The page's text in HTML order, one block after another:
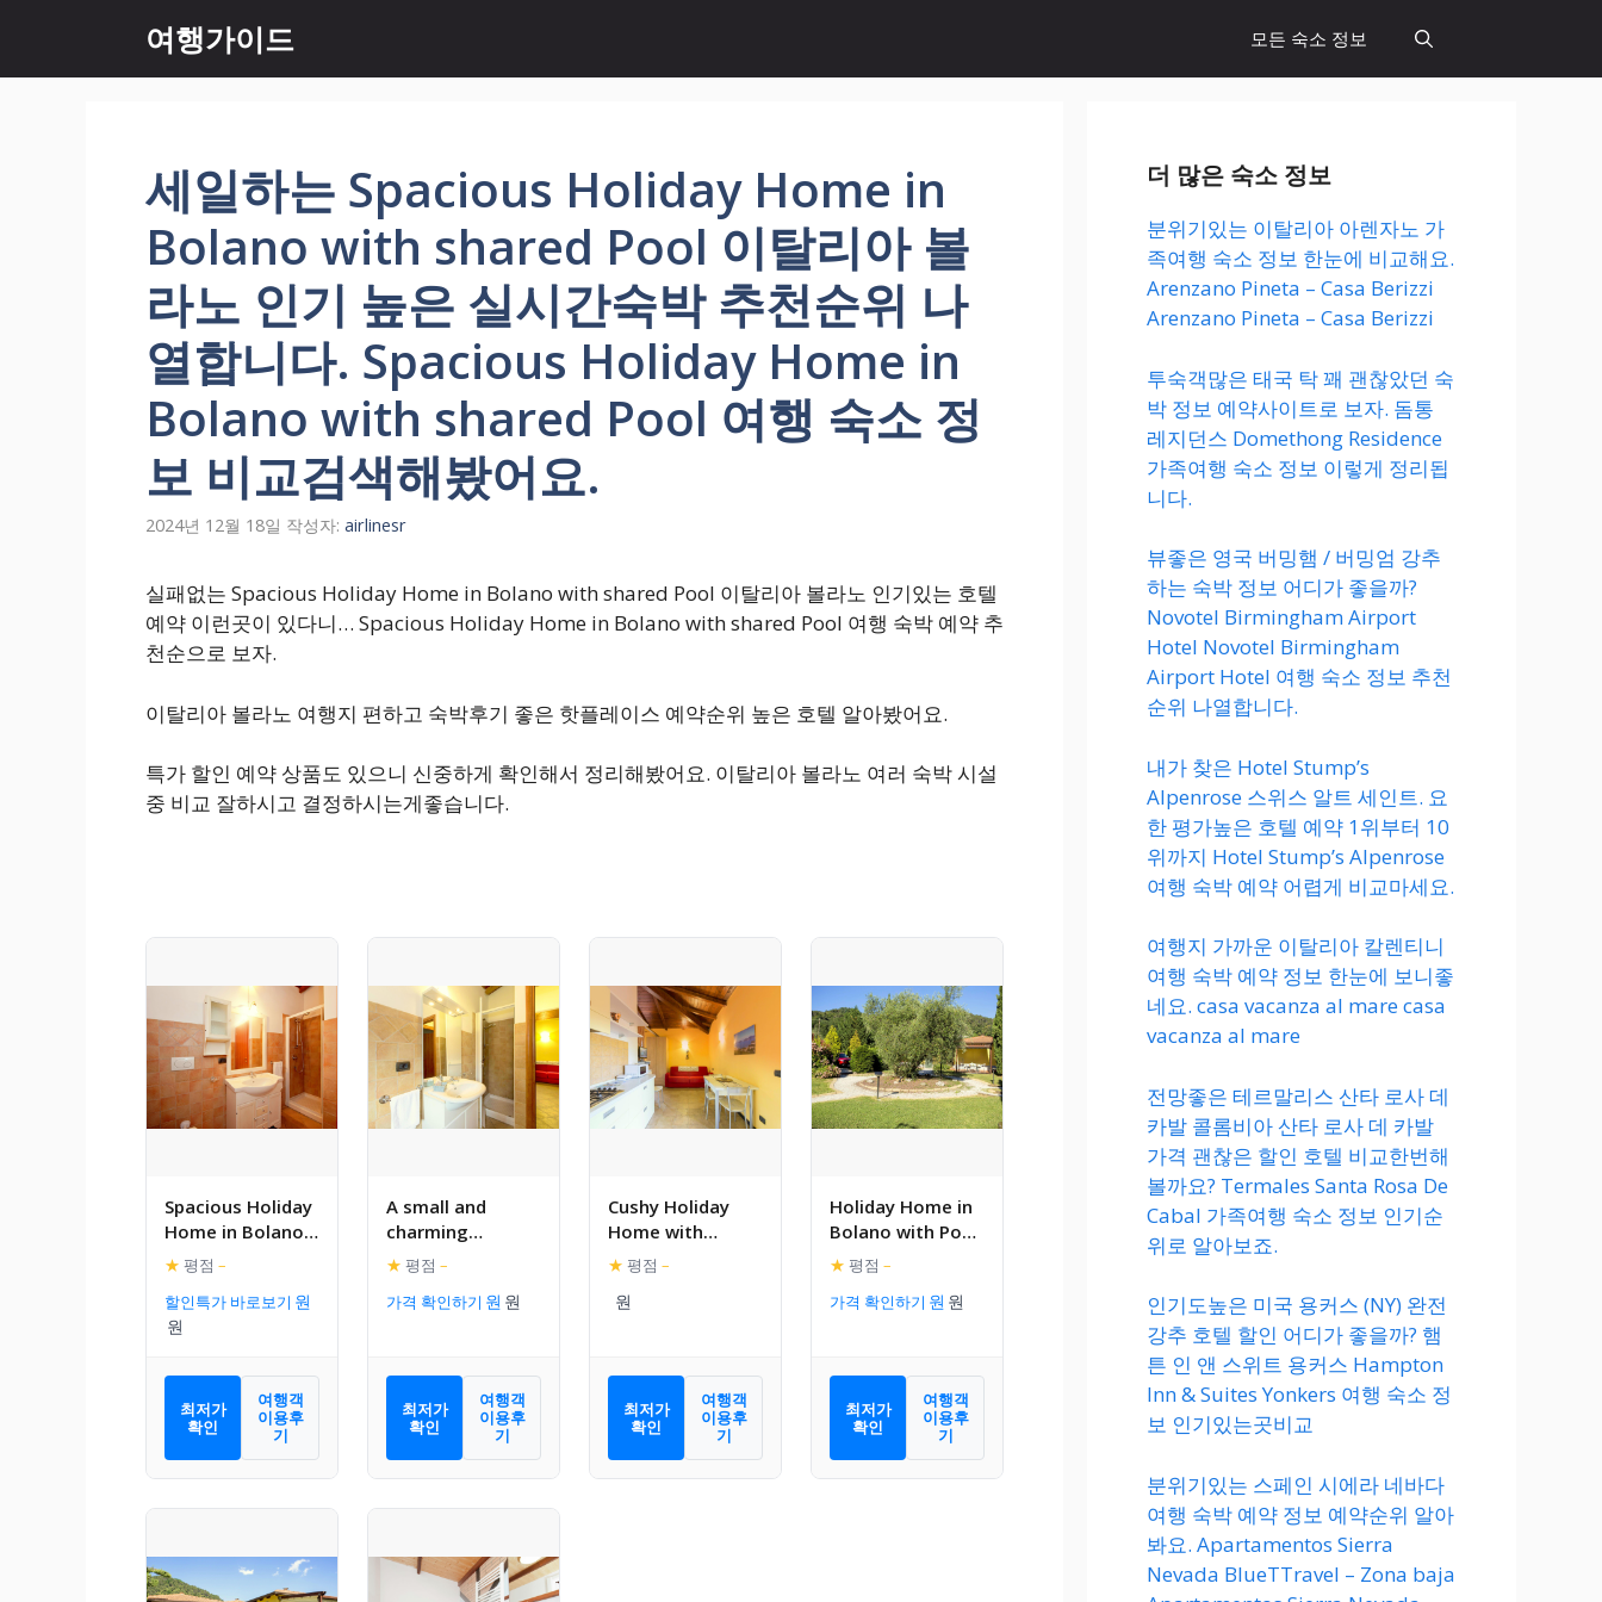
츠
여행가이드 모든 숙소 정보
세일하는 Spacious Holiday Home in
Bolano with shared Pool 이탈리아 볼
라노 인기 높은 실시간숙박 추천순위 나
열합니다. Spacious Holiday Home in
Bolano with shared Pool 여행 숙소 정
보 비교검색해봤어요.
2024년 12월 18일 작성자: airlinesr
실패없는 Spacious Holiday Home in Bolano with shared Pool 이탈리아 볼라노 인기있는 호텔
예약 이런곳이 있다니… Spacious Holiday Home in Bolano with shared Pool 여행 숙박 예약 추
천순으로 보자.
이탈리아 볼라노 여행지 편하고 숙박후기 좋은 핫플레이스 예약순위 높은 호텔 알아봤어요.
특가 할인 예약 상품도 있으니 신중하게 확인해서 정리해봤어요. 이탈리아 볼라노 여러 숙박 시설
중 비교 잘하시고 결정하시는게좋습니다.
Spacious Holiday
Home in Bolano
with shared Pool
★ 평점 –
할인특가 바로보기
최저가
확인
여행객
이용후
기
A small and
charming
residence nestled
surrounding La
★ 평점 –
가격 확인하기
최저가
확인
여행객
이용후
기
Cushy Holiday
Home with
Swimming Pool,
BBQ
★ 평점 –
최저가
확인
여행객
이용후
기
Holiday Home in
Bolano with Pool,
Terrace, Garden
★ 평점 –
가격 확인하기
최저가
확인
여행객
이용후
기
더 많은 숙소 정보
분위기있는 이탈리아 아렌자노 가
족여행 숙소 정보 한눈에 비교해요.
Arenzano Pineta – Casa Berizzi
Arenzano Pineta – Casa Berizzi
투숙객많은 태국 탁 꽤 괜찮았던 숙
박 정보 예약사이트로 보자. 돔통
레지던스 Domethong Residence
가족여행 숙소 정보 이렇게 정리됩
니다.
뷰좋은 영국 버밍햄 / 버밍엄 강추
하는 숙박 정보 어디가 좋을까?
Novotel Birmingham Airport
Hotel Novotel Birmingham
Airport Hotel 여행 숙소 정보 추천
순위 나열합니다.
내가 찾은 Hotel Stump’s
Alpenrose 스위스 알트 세인트. 요
한 평가높은 호텔 예약 1위부터 10
위까지 Hotel Stump’s Alpenrose
여행 숙박 예약 어렵게 비교마세요.
여행지 가까운 이탈리아 칼렌티니
여행 숙박 예약 정보 한눈에 보니좋
네요. casa vacanza al mare casa
vacanza al mare
전망좋은 테르말리스 산타 로사 데
카발 콜롬비아 산타 로사 데 카발
가격 괜찮은 할인 호텔 비교한번해
볼까요? Termales Santa Rosa De
Cabal 가족여행 숙소 정보 인기순
위로 알아보죠.
인기도높은 미국 용커스 (NY) 완전
강추 호텔 할인 어디가 좋을까? 햄
튼 인 앤 스위트 용커스 Hampton
Inn & Suites Yonkers 여행 숙소 정
보 인기있는곳비교
분위기있는 스페인 시에라 네바다
여행 숙박 예약 정보 예약순위 알아
봐요. Apartamentos Sierra
Nevada BlueTTravel – Zona baja